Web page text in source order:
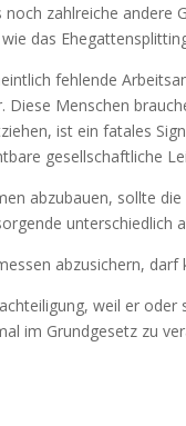
noch zahlreiche
das
fehlende
Diese Menschen
ist ein fatales
gesellschaftliche
abzubauen, sollte
unterschiedlich
abzusichern, darf
weil er
im Grundgesetz zu